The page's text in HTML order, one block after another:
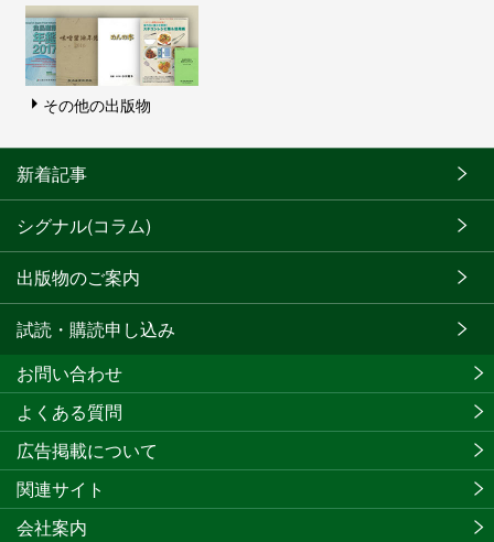
その他の出版物
新着記事
シグナル(コラム)
出版物のご案内
試読・購読申し込み
お問い合わせ
よくある質問
広告掲載について
関連サイト
会社案内